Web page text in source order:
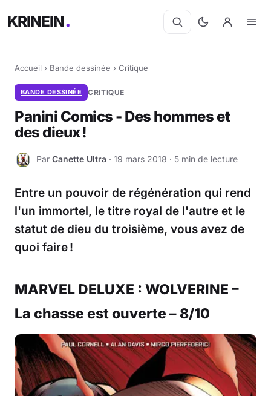
KRINEIN
Accueil › Bande dessinée › Critique
BANDE DESSINÉE CRITIQUE
Panini Comics - Des hommes et
des dieux !
C Par Canette Ultra · 19 mars 2018 · 5 min de lecture
Entre un pouvoir de régénération qui rend
l'un immortel, le titre royal de l'autre et le
statut de dieu du troisième, vous avez de
quoi faire !
MARVEL DELUXE : WOLVERINE –
La chasse est ouverte – 8/10